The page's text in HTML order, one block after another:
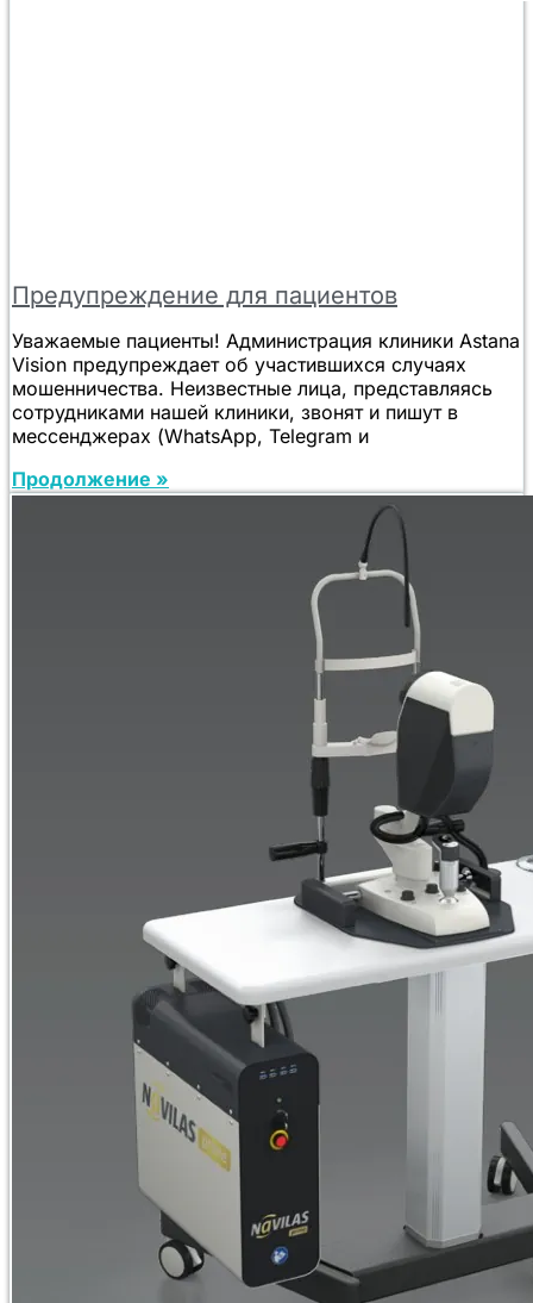
Предупреждение для пациентов
Уважаемые пациенты! Администрация клиники Astana
Vision предупреждает об участившихся случаях
мошенничества. Неизвестные лица, представляясь
сотрудниками нашей клиники, звонят и пишут в
мессенджерах (WhatsApp, Telegram и
Продолжение »